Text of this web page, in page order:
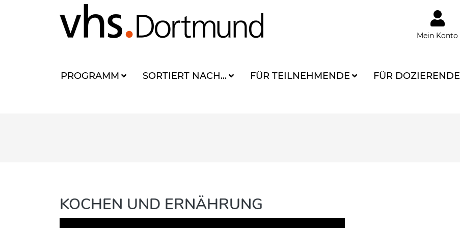
Mein Konto
PROGRAMM SORTIERT NACH... FÜR TEILNEHMENDE FÜR DOZIERENDE
KOCHEN UND ERNÄHRUNG